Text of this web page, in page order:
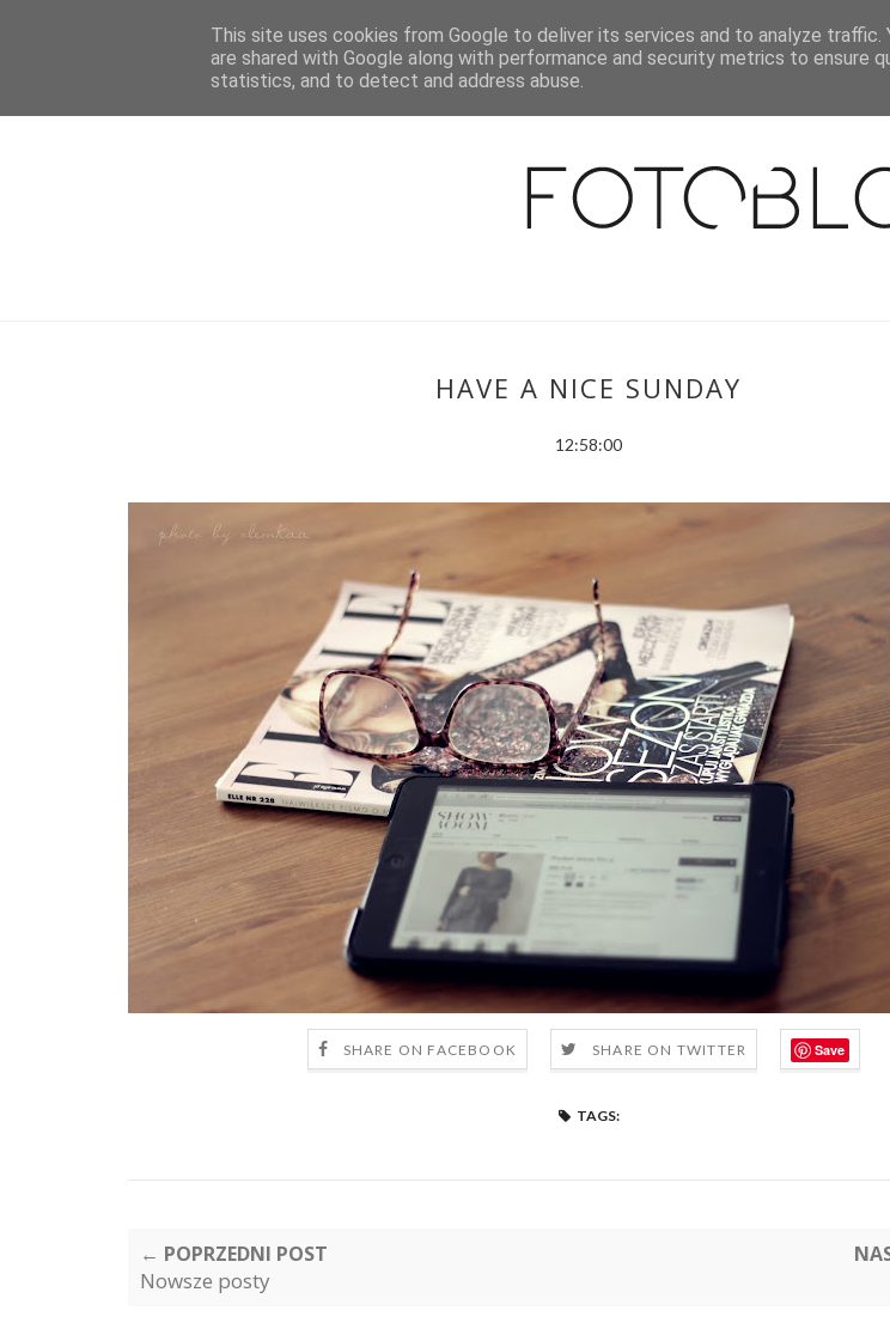
BLOG O MNIE WSPÓŁPRACA MOJE
HAVE A NICE SUNDAY
12:58:00
SHARE ON FACEBOOK SHARE ON TWITTER Save
TAGS:
← POPRZEDNI POST
Nowsze posty
This site uses cookies from Google to deliver its services and to analyze traffic.
are shared with Google along with performance and security metrics to ensure
statistics, and to detect and address abuse.